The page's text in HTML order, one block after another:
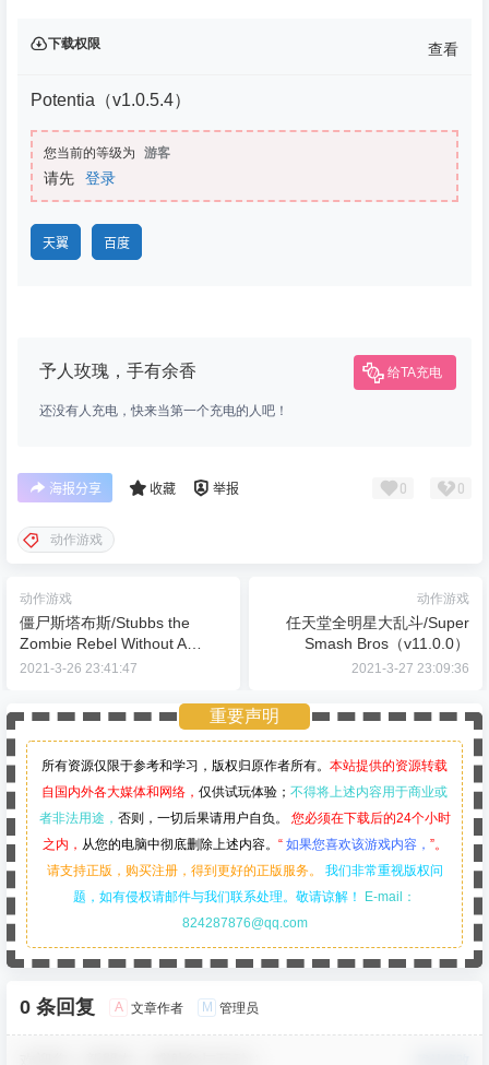
下载权限 查看
Potentia（v1.0.5.4）
您当前的等级为 游客
请先 登录
天翼 百度
予人玫瑰，手有余香 给TA充电
还没有人充电，快来当第一个充电的人吧！
海报分享 收藏 举报 0 0
动作游戏
动作游戏
僵尸斯塔布斯/Stubbs the
Zombie Rebel Without A
Pulse（v1.0.0）
2021-3-26 23:41:47
动作游戏
任天堂全明星大乱斗/Super
Smash Bros（v11.0.0）
2021-3-27 23:09:36
重要声明
所有资源仅限于参考和学习，版权归原作者所有。 本站提供的资源转载
自国内外各大媒体和网络， 仅供试玩体验； 不得将上述内容用于商业或
者非法用途， 否则，一切后果请用户自负。
您必须在下载后的24个小时
之内， 从您的电脑中彻底删除上述内容。 “如果您喜欢该游戏内容， ”。
请支持正版，购买注册，得到更好的正版服务。 我们非常重视版权问
题，如有侵权请邮件与我们联系处理。敬请谅解！
E-mail：
824287876@qq.com
0 条回复 A 文章作者 M 管理员